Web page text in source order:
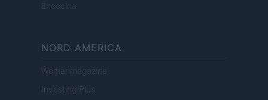
Encocina
NORD AMERICA
Womanmagazine
Investing Plus